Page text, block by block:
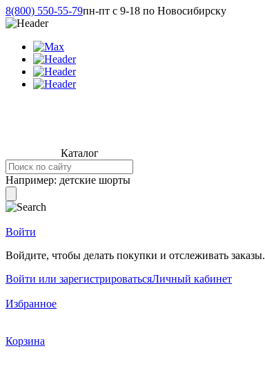
8(800) 550-55-79пн-пт с 9-18 по Новосибирску
Каталог
Например: детские шорты
Войти
Войдите, чтобы делать покупки и отслеживать заказы.
Войти или зарегистрироватьсяЛичный кабинет
Избранное
Корзина